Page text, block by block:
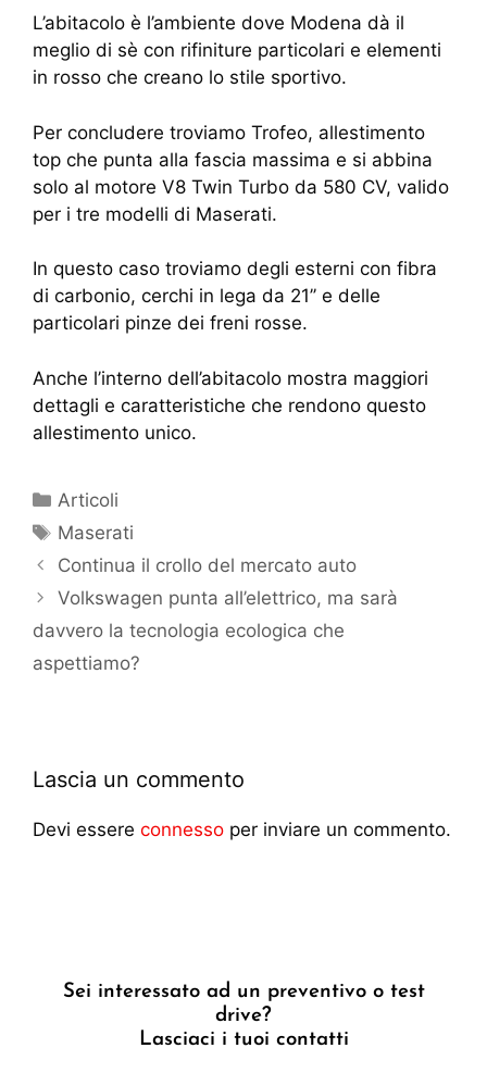
L’abitacolo è l’ambiente dove Modena dà il
meglio di sè con rifiniture particolari e elementi
in rosso che creano lo stile sportivo.
Per concludere troviamo Trofeo, allestimento
top che punta alla fascia massima e si abbina
solo al motore V8 Twin Turbo da 580 CV, valido
per i tre modelli di Maserati.
In questo caso troviamo degli esterni con fibra
di carbonio, cerchi in lega da 21’’ e delle
particolari pinze dei freni rosse.
Anche l’interno dell’abitacolo mostra maggiori
dettagli e caratteristiche che rendono questo
allestimento unico.
Articoli
Maserati
Continua il crollo del mercato auto
Volkswagen punta all’elettrico, ma sarà
davvero la tecnologia ecologica che
aspettiamo?
Lascia un commento
Devi essere connesso per inviare un commento.
Sei interessato ad un preventivo o test
drive?
Lasciaci i tuoi contatti